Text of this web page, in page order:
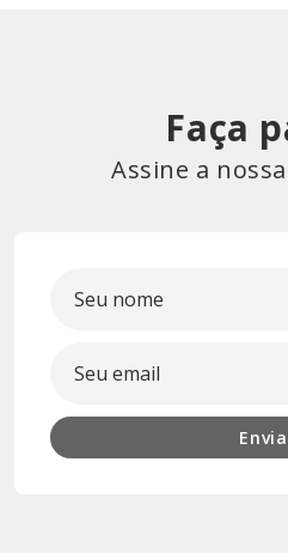
Faça
Assine a